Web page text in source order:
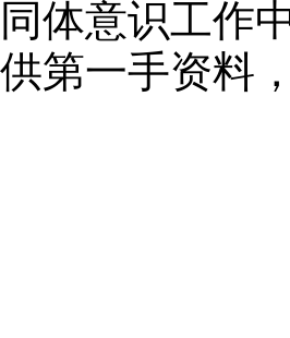
同体意识工作
供第一手资料